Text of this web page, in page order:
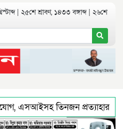
| ২৫শে শ্রাবণ, ১৪৩৩ বঙ্গাব্দ | ২৬শে
এসআইসহ তিনজন প্রত্যাহার
বরিশালে শ্রমিকদের